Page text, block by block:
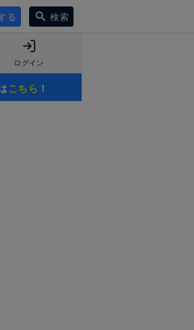
る 検索
ログイン
こちら ！